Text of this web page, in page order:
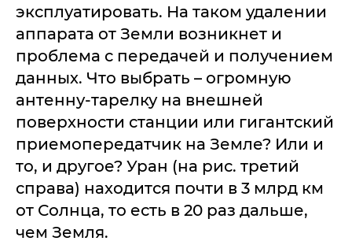
эксплуатировать. На таком удалении
аппарата от Земли возникнет и
проблема с передачей и получением
данных. Что выбрать – огромную
антенну-тарелку на внешней
поверхности станции или гигантский
приемопередатчик на Земле? Или и
то, и другое? Уран (на рис. третий
справа) находится почти в 3 млрд км
от Солнца, то есть в 20 раз дальше,
чем Земля.